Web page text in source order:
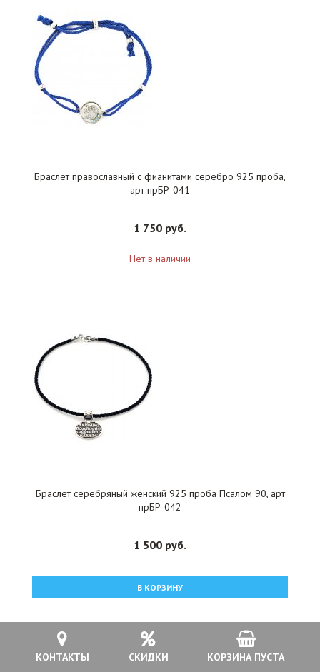
КОНТАКТЫ СКИДКИ КОРЗИНА ПУСТА
Браслет православный с фианитами серебро 925 проба,
арт прБР-041
1 750 руб.
Нет в наличии
Браслет серебряный женский 925 проба Псалом 90, арт
прБР-042
1 500 руб.
В КОРЗИНУ